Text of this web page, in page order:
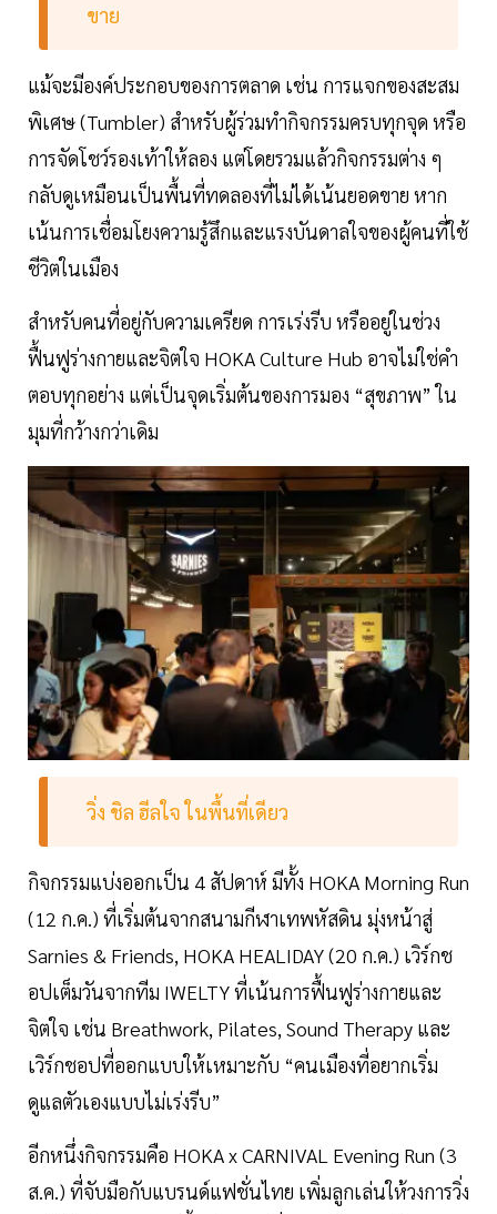
ขาย
แม้จะมีองค์ประกอบของการตลาด เช่น การแจกของสะสม
พิเศษ (Tumbler) สำหรับผู้ร่วมทำกิจกรรมครบทุกจุด หรือ
การจัดโชว์รองเท้าให้ลอง แต่โดยรวมแล้วกิจกรรมต่าง ๆ
กลับดูเหมือนเป็นพื้นที่ทดลองที่ไม่ได้เน้นยอดขาย หาก
เน้นการเชื่อมโยงความรู้สึกและแรงบันดาลใจของผู้คนที่ใช้
ชีวิตในเมือง
สำหรับคนที่อยู่กับความเครียด การเร่งรีบ หรืออยู่ในช่วง
ฟื้นฟูร่างกายและจิตใจ HOKA Culture Hub อาจไม่ใช่คำ
ตอบทุกอย่าง แต่เป็นจุดเริ่มต้นของการมอง “สุขภาพ” ใน
มุมที่กว้างกว่าเดิม
วิ่ง ชิล ฮีลใจ ในพื้นที่เดียว
กิจกรรมแบ่งออกเป็น 4 สัปดาห์ มีทั้ง HOKA Morning Run
(12 ก.ค.) ที่เริ่มต้นจากสนามกีฬาเทพหัสดิน มุ่งหน้าสู่
Sarnies & Friends, HOKA HEALIDAY (20 ก.ค.) เวิร์กช
อปเต็มวันจากทีม IWELTY ที่เน้นการฟื้นฟูร่างกายและ
จิตใจ เช่น Breathwork, Pilates, Sound Therapy และ
เวิร์กชอปที่ออกแบบให้เหมาะกับ “คนเมืองที่อยากเริ่ม
ดูแลตัวเองแบบไม่เร่งรีบ”
อีกหนึ่งกิจกรรมคือ HOKA x CARNIVAL Evening Run (3
ส.ค.) ที่จับมือกับแบรนด์แฟชั่นไทย เพิ่มลูกเล่นให้วงการวิ่ง